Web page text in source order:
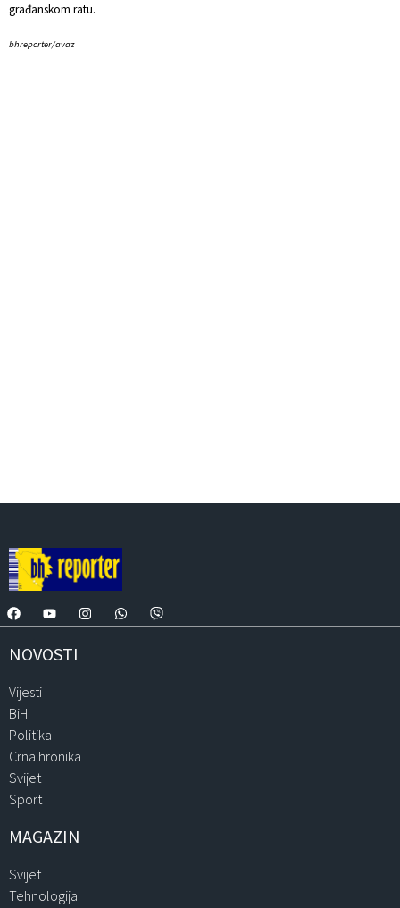
građanskom ratu.
bhreporter/avaz
NOVOSTI
Vijesti
BiH
Politika
Crna hronika
Svijet
Sport
MAGAZIN
Svijet
Tehnologija